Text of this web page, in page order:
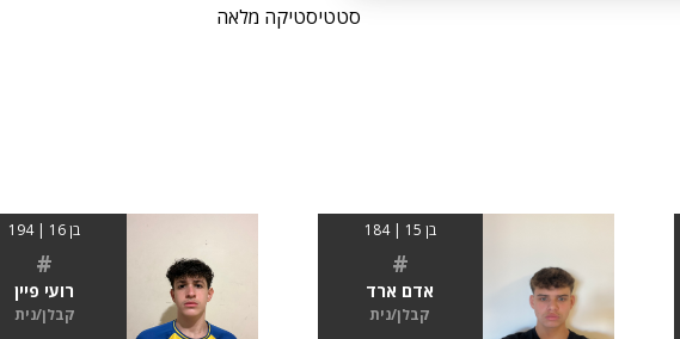
סטטיסטיקה מלאה
בן 15 | 184
#
אדם ארד
קבלן/נית
בן 16 | 194
#
רועי פיין
קבלן/נית